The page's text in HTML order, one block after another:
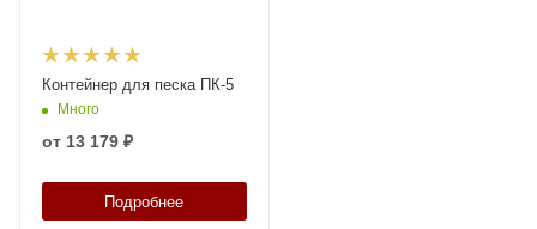
Контейнер для песка ПК-5
Много
от 13 179 ₽
Подробнее